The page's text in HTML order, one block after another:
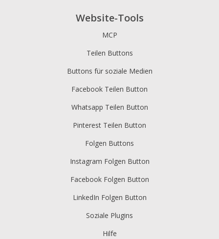
Website-Tools
MCP
Teilen Buttons
Buttons für soziale Medien
Facebook Teilen Button
Whatsapp Teilen Button
Pinterest Teilen Button
Folgen Buttons
Instagram Folgen Button
Facebook Folgen Button
LinkedIn Folgen Button
Soziale Plugins
Hilfe